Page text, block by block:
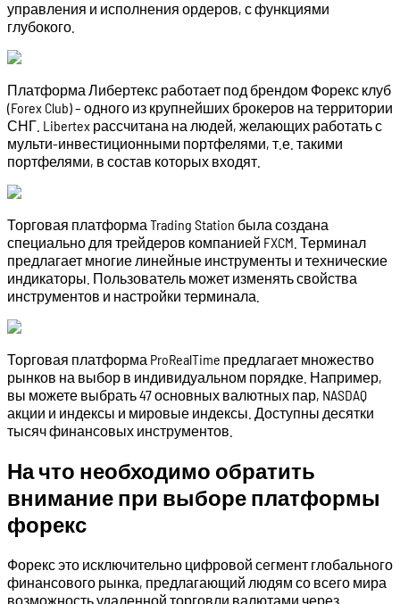
управления и исполнения ордеров, с функциями
глубокого.
Платформа Либертекс работает под брендом Форекс клуб
(Forex Club) – одного из крупнейших брокеров на территории
СНГ. Libertex рассчитана на людей, желающих работать с
мульти-инвестиционными портфелями, т.е. такими
портфелями, в состав которых входят.
Торговая платформа Trading Station была создана
специально для трейдеров компанией FXCM. Терминал
предлагает многие линейные инструменты и технические
индикаторы. Пользователь может изменять свойства
инструментов и настройки терминала.
Торговая платформа ProRealTime предлагает множество
рынков на выбор в индивидуальном порядке. Например,
вы можете выбрать 47 основных валютных пар, NASDAQ
акции и индексы и мировые индексы. Доступны десятки
тысяч финансовых инструментов.
На что необходимо обратить
внимание при выборе платформы
форекс
Форекс это исключительно цифровой сегмент глобального
финансового рынка, предлагающий людям со всего мира
возможность удаленной торговли валютами через